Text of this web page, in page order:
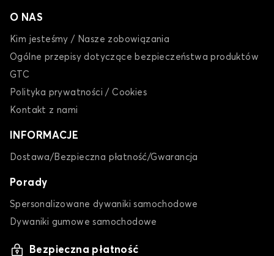
Dywaniki dla MAZDA 5
O NAS
Kim jesteśmy / Nasze zobowiązania
Ogólne przepisy dotyczące bezpieczeństwa produktów
GTC
Polityka prywatności / Cookies
Kontakt z nami
INFORMACJE
Dostawa/Bezpieczna płatność/Gwarancja
Porady
Spersonalizowane dywaniki samochodowe
Dywaniki gumowe samochodowe
Bezpieczna płatność